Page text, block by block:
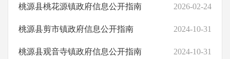
桃源县桃花源镇政府信息公开指南 2026-02-24
桃源县剪市镇政府信息公开指南 2024-10-31
桃源县观音寺镇政府信息公开指南 2024-10-31